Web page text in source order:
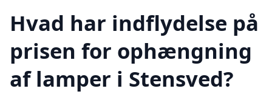
Hvad har indflydelse på
prisen for ophængning
af lamper i Stensved?